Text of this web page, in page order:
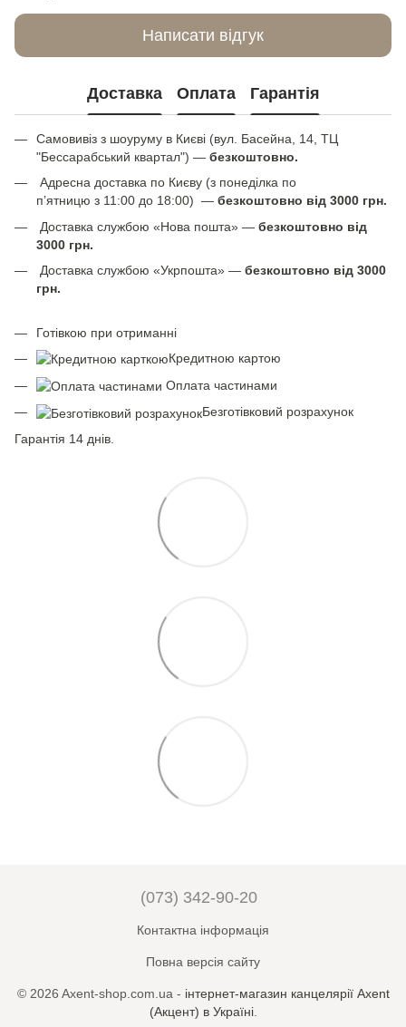
Написати відгук
Доставка Оплата Гарантія
Самовивіз з шоуруму в Києві (вул. Басейна, 14, ТЦ
"Бессарабський квартал") — безкоштовно.
Адресна доставка по Києву (з понеділка по
п’ятницю з 11:00 до 18:00) — безкоштовно від 3000 грн.
Доставка службою «Нова пошта» — безкоштовно від
3000 грн.
Доставка службою «Укрпошта» — безкоштовно від 3000
грн.
Готівкою при отриманні
Кредитною картою
Оплата частинами
Безготівковий розрахунок
Гарантія 14 днів.
(073) 342-90-20
Контактна інформація
Повна версія сайту
© 2026 Axent-shop.com.ua - iнтернет-магазин канцелярії Axent
(Акцент) в Україні.